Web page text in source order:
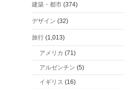
建築・都市 (374)
デザイン (32)
旅行 (1,013)
アメリカ (71)
アルゼンチン (5)
イギリス (16)